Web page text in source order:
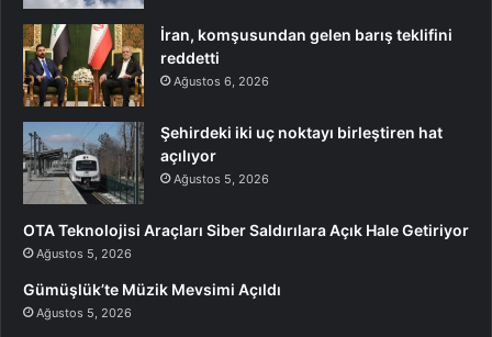
İran, komşusundan gelen barış teklifini
reddetti
Ağustos 6, 2026
Şehirdeki iki uç noktayı birleştiren hat
açılıyor
Ağustos 5, 2026
OTA Teknolojisi Araçları Siber Saldırılara Açık Hale Getiriyor
Ağustos 5, 2026
Gümüşlük’te Müzik Mevsimi Açıldı
Ağustos 5, 2026